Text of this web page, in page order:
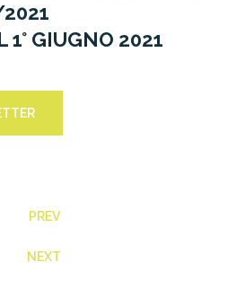
1° GIUGNO 2021
PREV
NEXT